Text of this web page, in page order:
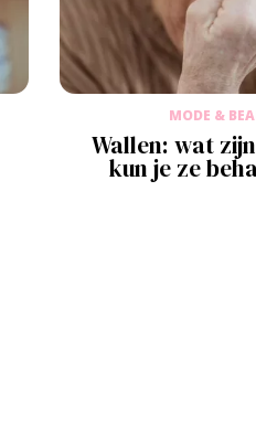
MODE &
Wallen: wat
kun je ze